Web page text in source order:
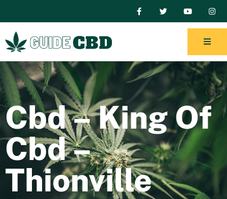
Cbd – King Of
Cbd –
Thionville